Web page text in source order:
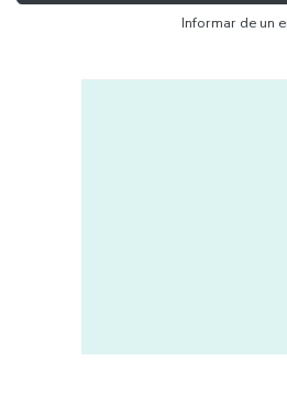
Informar de un